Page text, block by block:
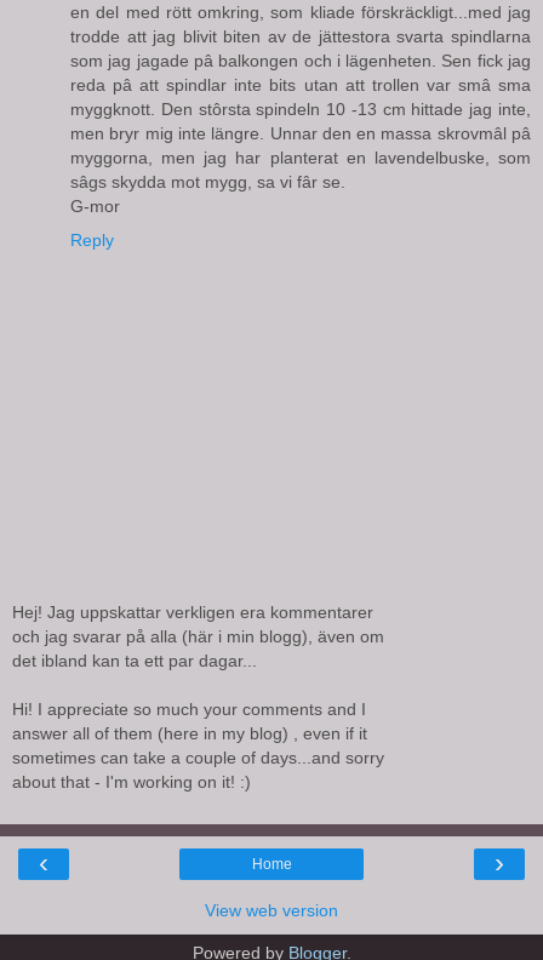
en del med rött omkring, som kliade förskräckligt...med jag
trodde att jag blivit biten av de jättestora svarta spindlarna
som jag jagade pâ balkongen och i lägenheten. Sen fick jag
reda pâ att spindlar inte bits utan att trollen var smâ sma
myggknott. Den stôrsta spindeln 10 -13 cm hittade jag inte,
men bryr mig inte längre. Unnar den en massa skrovmâl pâ
myggorna, men jag har planterat en lavendelbuske, som
sâgs skydda mot mygg, sa vi fâr se.
G-mor
Reply
Hej! Jag uppskattar verkligen era kommentarer
och jag svarar på alla (här i min blogg), även om
det ibland kan ta ett par dagar...
Hi! I appreciate so much your comments and I
answer all of them (here in my blog) , even if it
sometimes can take a couple of days...and sorry
about that - I'm working on it! :)
‹ ›
Home
View web version
Powered by Blogger.